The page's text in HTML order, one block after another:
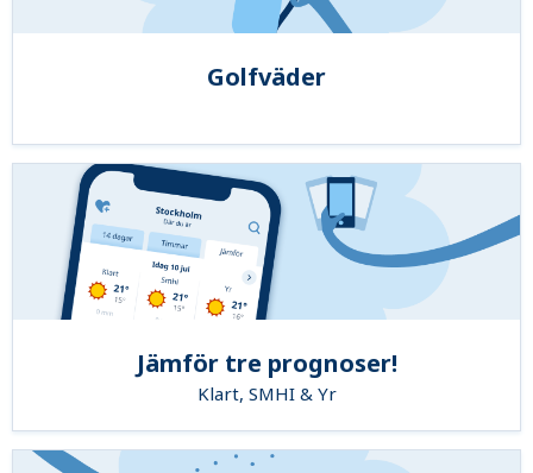
Golfväder
Jämför tre prognoser!
Klart, SMHI & Yr